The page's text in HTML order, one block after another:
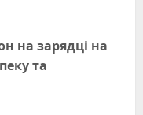
на зарядці на
та